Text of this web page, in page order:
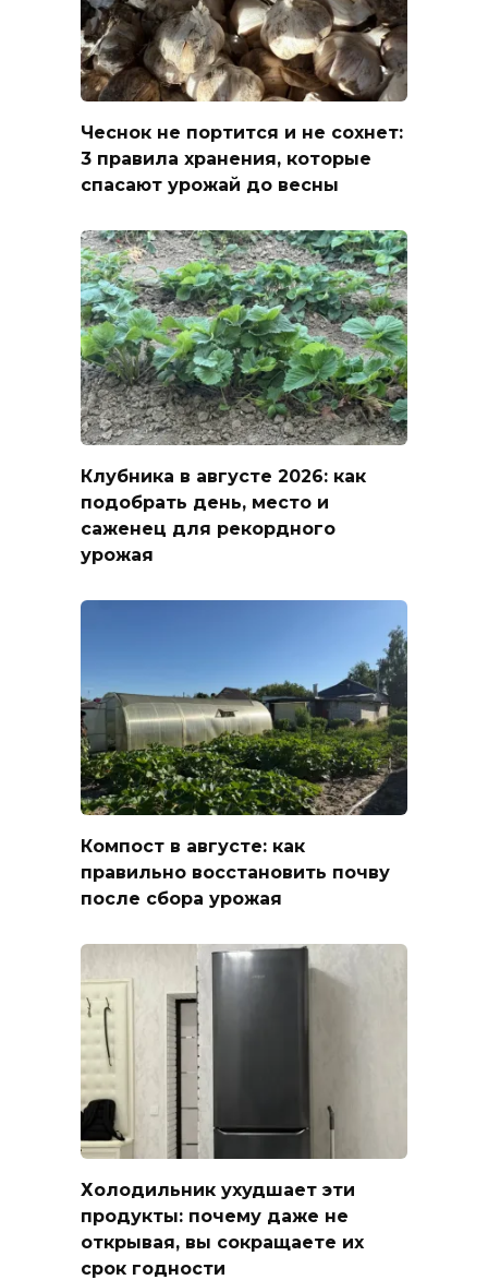
Чеснок не портится и не сохнет:
3 правила хранения, которые
спасают урожай до весны
Клубника в августе 2026: как
подобрать день, место и
саженец для рекордного
урожая
Компост в августе: как
правильно восстановить почву
после сбора урожая
Холодильник ухудшает эти
продукты: почему даже не
открывая, вы сокращаете их
срок годности